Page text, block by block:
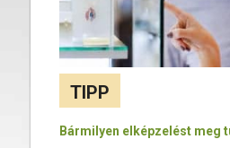
TIPP
Bármilyen elképzelést meg